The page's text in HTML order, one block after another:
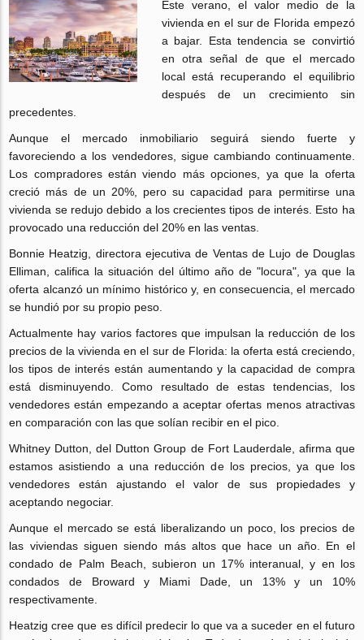
Este verano, el valor medio de la
vivienda en el sur de Florida empezó
a bajar. Esta tendencia se convirtió
en otra señal de que el mercado
local está recuperando el equilibrio
después de un crecimiento sin
precedentes.
Aunque el mercado inmobiliario seguirá siendo fuerte y
favoreciendo a los vendedores, sigue cambiando continuamente.
Los compradores están viendo más opciones, ya que la oferta
creció más de un 20%, pero su capacidad para permitirse una
vivienda se redujo debido a los crecientes tipos de interés. Esto ha
provocado una reducción del 20% en las ventas.
Bonnie Heatzig, directora ejecutiva de Ventas de Lujo de Douglas
Elliman, califica la situación del último año de "locura", ya que la
oferta alcanzó un mínimo histórico y, en consecuencia, el mercado
se hundió por su propio peso.
Actualmente hay varios factores que impulsan la reducción de los
precios de la vivienda en el sur de Florida: la oferta está creciendo,
los tipos de interés están aumentando y la capacidad de compra
está disminuyendo. Como resultado de estas tendencias, los
vendedores están empezando a aceptar ofertas menos atractivas
en comparación con las que solían recibir en el pico.
Whitney Dutton, del Dutton Group de Fort Lauderdale, afirma que
estamos asistiendo a una reducción de los precios, ya que los
vendedores están ajustando el valor de sus propiedades y
aceptando negociar.
Aunque el mercado se está liberalizando un poco, los precios de
las viviendas siguen siendo más altos que hace un año. En el
condado de Palm Beach, subieron un 17% interanual, y en los
condados de Broward y Miami Dade, un 13% y un 10%
respectivamente.
Heatzig cree que es difícil predecir lo que va a suceder en el futuro